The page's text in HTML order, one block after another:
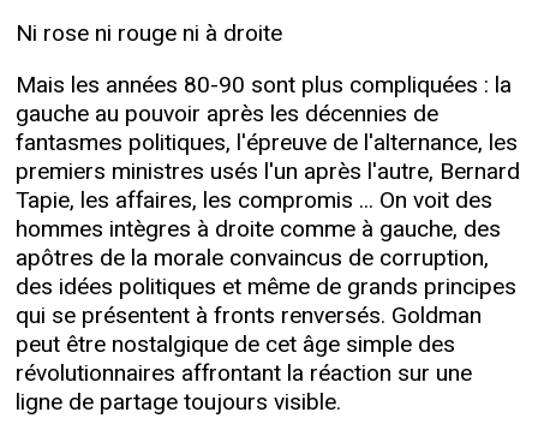
Ni rose ni rouge ni à droite
Mais les années 80-90 sont plus compliquées : la
gauche au pouvoir après les décennies de
fantasmes politiques, l'épreuve de l'alternance, les
premiers ministres usés l'un après l'autre, Bernard
Tapie, les affaires, les compromis ... On voit des
hommes intègres à droite comme à gauche, des
apôtres de la morale convaincus de corruption,
des idées politiques et même de grands principes
qui se présentent à fronts renversés. Goldman
peut être nostalgique de cet âge simple des
révolutionnaires affrontant la réaction sur une
ligne de partage toujours visible.